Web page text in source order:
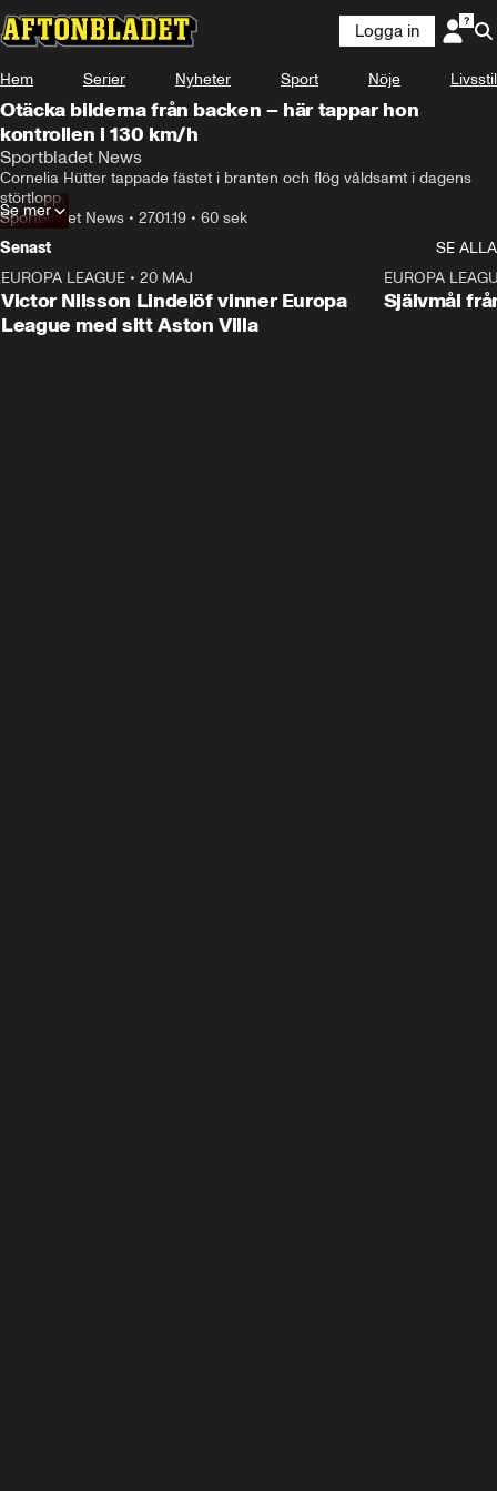
Logga in
Hem Serier Nyheter Sport Nöje Livsstil
Otäcka bilderna från backen – här tappar hon
kontrollen i 130 km/h
Sportbladet News
Cornelia Hütter tappade fästet i branten och flög våldsamt i dagens
störtlopp.
Sportbladet News • 27.01.19 • 60 sek
Se mer
Senast
SE ALLA
EUROPA LEAGUE • 20 MAJ
Victor Nilsson Lindelöf vinner Europa
League med sitt Aston Villa
EUROPA
Självmål